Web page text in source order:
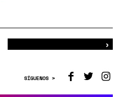
›
SÍGUENOS >